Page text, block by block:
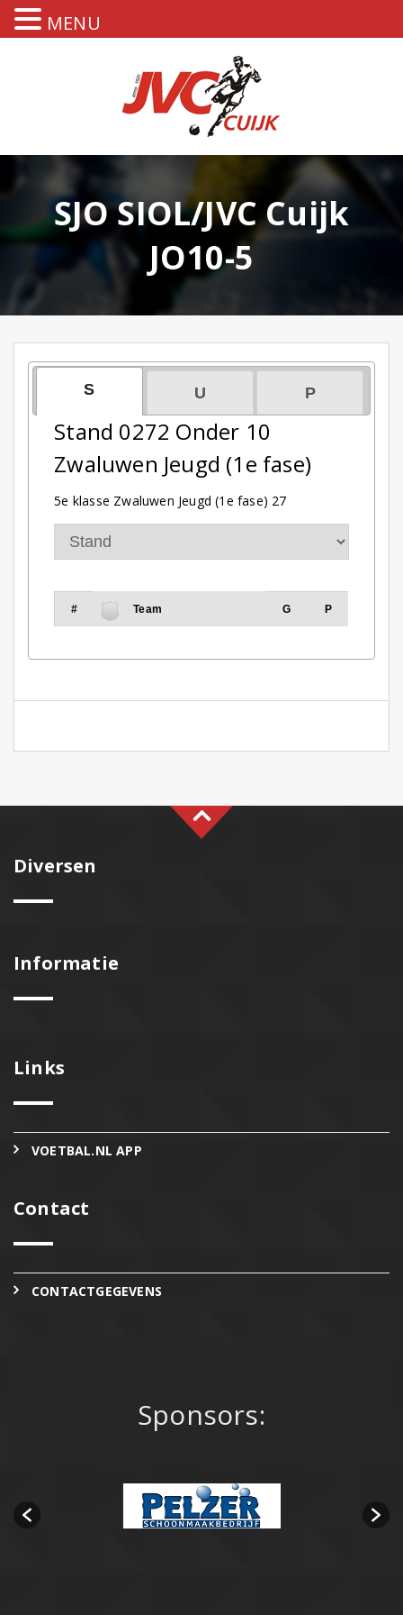
SJO SIOL/JVC Cuijk
JO10-5
S U P
Stand 0272 Onder 10
Zwaluwen Jeugd (1e fase)
5e klasse Zwaluwen Jeugd (1e fase) 27
# Team G P
Diversen
Informatie
Links
VOETBAL.NL APP
Contact
CONTACTGEGEVENS
Sponsors:
MENU